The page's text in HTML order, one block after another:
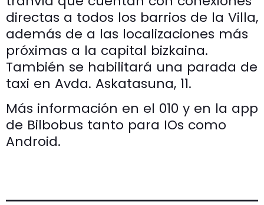
directas a todos los barrios de la Villa,
además de a las localizaciones más
próximas a la capital bizkaina.
También se habilitará una parada de
taxi en Avda. Askatasuna, 11.
Más información en el 010 y en la app
de Bilbobus tanto para IOs como
Android.